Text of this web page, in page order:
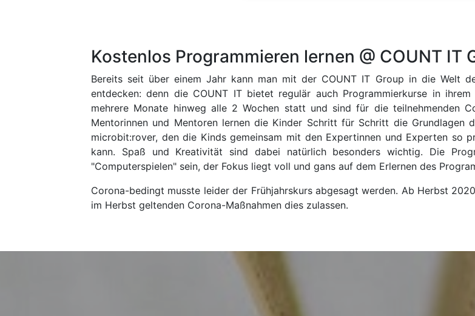
Kostenlos Programmieren lernen @ COUNT IT
Bereits seit über einem Jahr kann man mit der COUNT IT Group in die Welt
entdecken: denn die COUNT IT bietet regulär auch Programmierkurse in
mehrere Monate hinweg alle 2 Wochen statt und sind für die teilnehmenden
Mentorinnen und Mentoren lernen die Kinder Schritt für Schritt die Grundlagen
microbit:rover, den die Kinds gemeinsam mit den Expertinnen und Experten so
kann. Spaß und Kreativität sind dabei natürlich besonders wichtig. Die
"Computerspielen" sein, der Fokus liegt voll und gans auf dem Erlernen des
Corona-bedingt musste leider der Frühjahrskurs abgesagt werden. Ab Herbst
im Herbst geltenden Corona-Maßnahmen dies zulassen.